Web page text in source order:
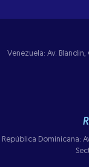
Venezuela: Av. Blandin,
República Dominicana: